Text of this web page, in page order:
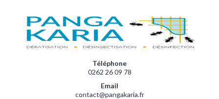
Téléphone
0262 26 09 78
Email
contact@pangakaria.fr